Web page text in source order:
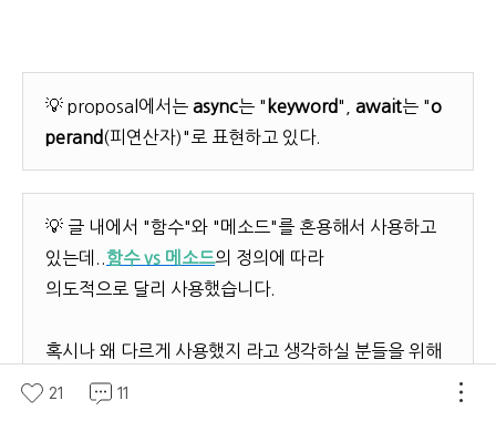
💡 proposal에서는 async는 " keyword", await는 "o
perand(피연산자)"로 표현하고 있다.
💡 글 내에서 "함수"와 "메소드"를 혼용해서 사용하고
있는데.. 함수 vs 메소드의 정의에 따라
의도적으로 달리 사용했습니다.
혹시나 왜 다르게 사용했지 라고 생각하실 분들을 위해
남깁니다..!
21 11